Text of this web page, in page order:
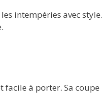
intempéries avec
à porter. Sa